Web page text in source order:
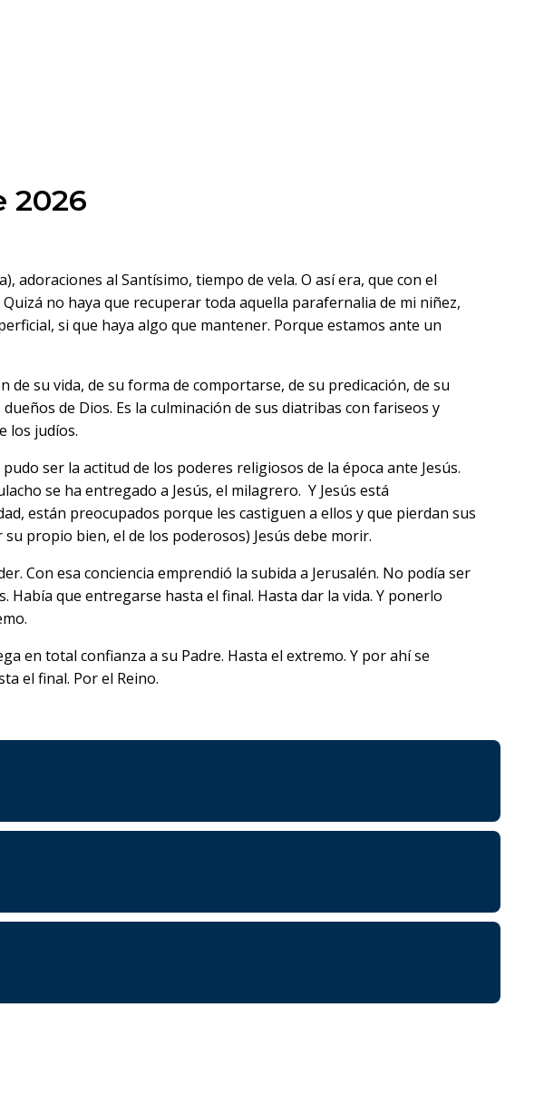
2026
adoraciones al Santísimo, tiempo de vela. O así era, que con el
no haya que recuperar toda aquella parafernalia de mi niñez,
si que haya algo que mantener. Porque estamos ante un
de su vida, de su forma de comportarse, de su predicación, de su
de Dios. Es la culminación de sus diatribas con fariseos y
los judíos.
ser la actitud de los poderes religiosos de la época ante Jesús.
se ha entregado a Jesús, el milagrero. Y Jesús está
están preocupados porque les castiguen a ellos y que pierdan sus
propio bien, el de los poderosos) Jesús debe morir.
Con esa conciencia emprendió la subida a Jerusalén. No podía ser
que entregarse hasta el final. Hasta dar la vida. Y ponerlo
en total confianza a su Padre. Hasta el extremo. Y por ahí se
el final. Por el Reino.